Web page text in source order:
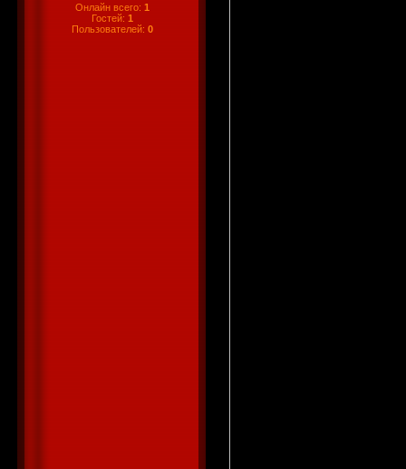
Онлайн всего: 1
Гостей: 1
Пользователей: 0